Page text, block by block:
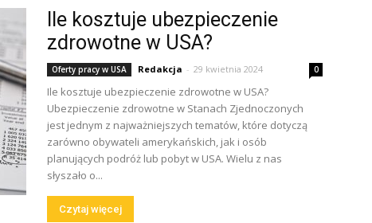
Ile kosztuje ubezpieczenie
zdrowotne w USA?
Oferty pracy w USA Redakcja - 29 kwietnia 2024 0
Ile kosztuje ubezpieczenie zdrowotne w USA?
Ubezpieczenie zdrowotne w Stanach Zjednoczonych
jest jednym z najważniejszych tematów, które dotyczą
zarówno obywateli amerykańskich, jak i osób
planujących podróż lub pobyt w USA. Wielu z nas
słyszało o...
Czytaj więcej